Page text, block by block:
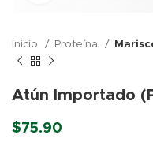
Inicio Proteína
Atún Importado
$75.90